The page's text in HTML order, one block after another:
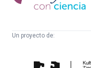
ciencia
Un proyecto de: